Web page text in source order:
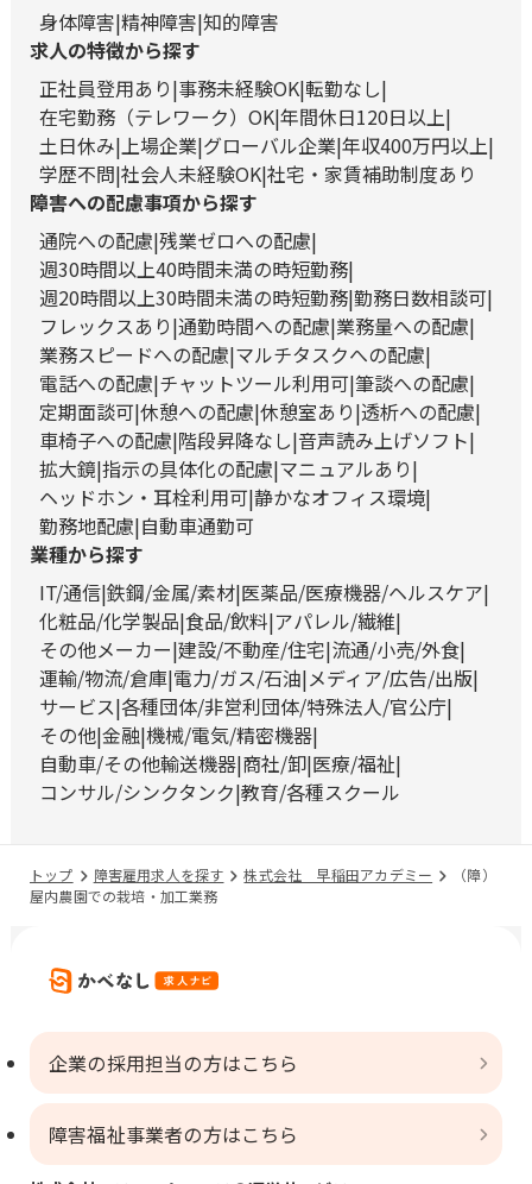
身体障害 精神障害 知的障害
求人の特徴から探す
正社員登用あり 事務未経験OK 転勤なし
在宅勤務（テレワーク）OK 年間休日120日以上
土日休み 上場企業 グローバル企業 年収400万円以上
学歴不問 社会人未経験OK 社宅・家賃補助制度あり
障害への配慮事項から探す
通院への配慮 残業ゼロへの配慮
週30時間以上40時間未満の時短勤務
週20時間以上30時間未満の時短勤務 勤務日数相談可
フレックスあり 通勤時間への配慮 業務量への配慮
業務スピードへの配慮 マルチタスクへの配慮
電話への配慮 チャットツール利用可 筆談への配慮
定期面談可 休憩への配慮 休憩室あり 透析への配慮
車椅子への配慮 階段昇降なし 音声読み上げソフト
拡大鏡 指示の具体化の配慮 マニュアルあり
ヘッドホン・耳栓利用可 静かなオフィス環境
勤務地配慮 自動車通勤可
業種から探す
IT/通信 鉄鋼/金属/素材 医薬品/医療機器/ヘルスケア
化粧品/化学製品 食品/飲料 アパレル/繊維
その他メーカー 建設/不動産/住宅 流通/小売/外食
運輸/物流/倉庫 電力/ガス/石油 メディア/広告/出版
サービス 各種団体/非営利団体/特殊法人/官公庁
その他 金融 機械/電気/精密機器
自動車/その他輸送機器 商社/卸 医療/福祉
コンサル/シンクタンク 教育/各種スクール
トップ 障害雇用求人を探す 株式会社 早稲田アカデミー
（障）
屋内農園での栽培・加工業務
企業の採用担当の方はこちら
障害福祉事業者の方はこちら